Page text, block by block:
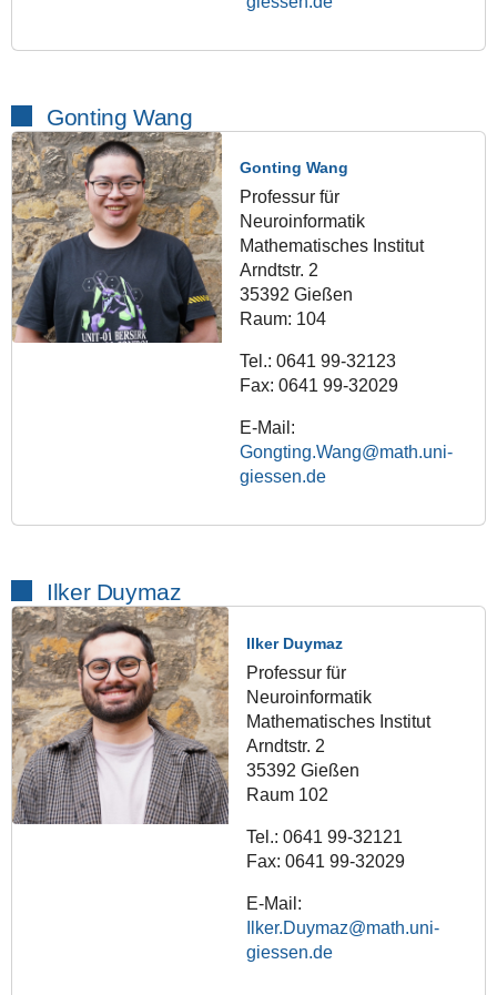
Gonting Wang
Gonting Wang
Professur für
Neuroinformatik
Mathematisches Institut
Arndtstr. 2
35392 Gießen
Raum: 104
Tel.: 0641 99-32123
Fax: 0641 99-32029
E-Mail:
Gongting.Wang@math.uni-
giessen.de
Ilker Duymaz
Ilker Duymaz
Professur für
Neuroinformatik
Mathematisches Institut
Arndtstr. 2
35392 Gießen
Raum 102
Tel.: 0641 99-32121
Fax: 0641 99-32029
E-Mail:
Ilker.Duymaz@math.uni-
giessen.de